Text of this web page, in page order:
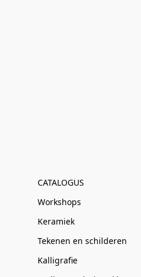
CATALOGUS
Workshops
Keramiek
Tekenen en schilderen
Kalligrafie